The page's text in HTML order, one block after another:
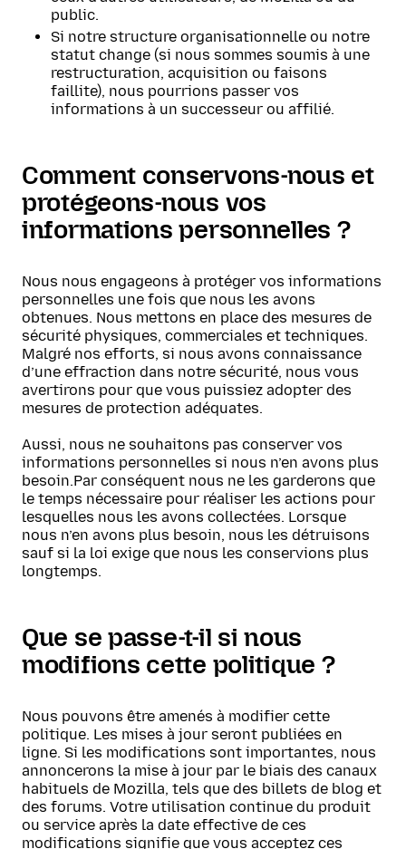
public.
Si notre structure organisationnelle ou notre
statut change (si nous sommes soumis à une
restructuration, acquisition ou faisons
faillite), nous pourrions passer vos
informations à un successeur ou affilié.
Comment conservons-nous et
protégeons-nous vos
informations personnelles ?
Nous nous engageons à protéger vos informations
personnelles une fois que nous les avons
obtenues. Nous mettons en place des mesures de
sécurité physiques, commerciales et techniques.
Malgré nos efforts, si nous avons connaissance
d’une effraction dans notre sécurité, nous vous
avertirons pour que vous puissiez adopter des
mesures de protection adéquates.
Aussi, nous ne souhaitons pas conserver vos
informations personnelles si nous n’en avons plus
besoin.Par conséquent nous ne les garderons que
le temps nécessaire pour réaliser les actions pour
lesquelles nous les avons collectées. Lorsque
nous n’en avons plus besoin, nous les détruisons
sauf si la loi exige que nous les conservions plus
longtemps.
Que se passe-t-il si nous
modifions cette politique ?
Nous pouvons être amenés à modifier cette
politique. Les mises à jour seront publiées en
ligne. Si les modifications sont importantes, nous
annoncerons la mise à jour par le biais des canaux
habituels de Mozilla, tels que des billets de blog et
des forums. Votre utilisation continue du produit
ou service après la date effective de ces
modifications signifie que vous acceptez ces